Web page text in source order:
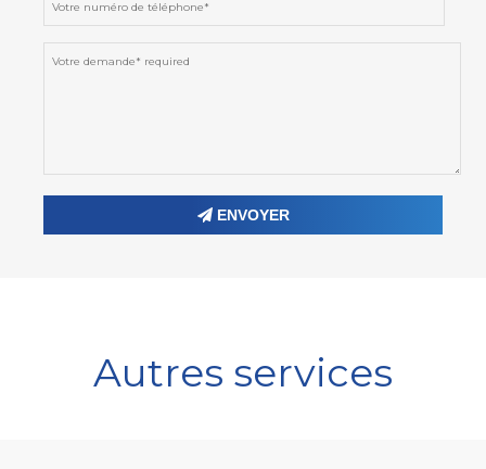
ENVOYER
Autres services